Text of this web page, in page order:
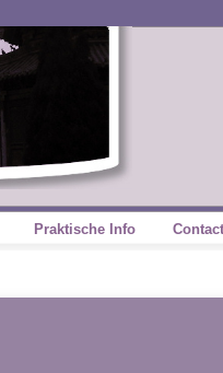
Praktische Info Contact